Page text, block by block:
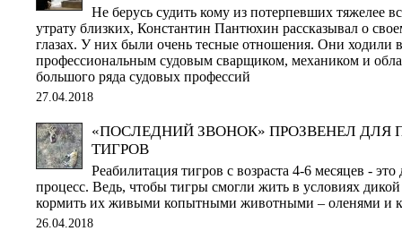
Не берусь судить кому из потерпевших тяжелее
утрату близких, Константин Пантюхин рассказывал о
глазах. У них были очень тесные отношения. Они ходили
профессиональным судовым сварщиком, механиком и
большого ряда судовых профессий
27.04.2018
«ПОСЛЕДНИЙ ЗВОНОК» ПРОЗВЕНЕЛ ДЛЯ
ТИГРОВ
Реабилитация тигров с возраста 4-6 месяцев -
процесс. Ведь, чтобы тигры смогли жить в условиях
кормить их живыми копытными животными – оленями и
26.04.2018